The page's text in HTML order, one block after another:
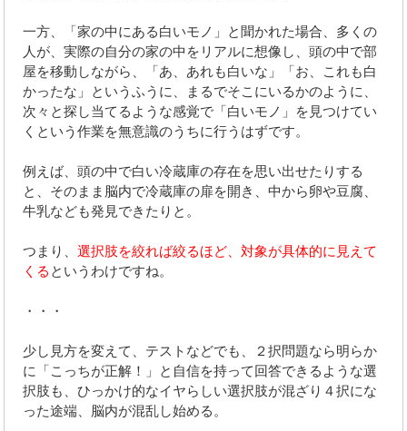
一方、「家の中にある白いモノ」と聞かれた場合、多くの
人が、実際の自分の家の中をリアルに想像し、頭の中で部
屋を移動しながら、「あ、あれも白いな」「お、これも白
かったな」というふうに、まるでそこにいるかのように、
次々と探し当てるような感覚で「白いモノ」を見つけてい
くという作業を無意識のうちに行うはずです。
例えば、頭の中で白い冷蔵庫の存在を思い出せたりする
と、そのまま脳内で冷蔵庫の扉を開き、中から卵や豆腐、
牛乳なども発見できたりと。
つまり、選択肢を絞れば絞るほど、対象が具体的に見えて
くる というわけですね。
・・・
少し見方を変えて、テストなどでも、２択問題なら明らか
に「こっちが正解！」と自信を持って回答できるような選
択肢も、ひっかけ的なイヤらしい選択肢が混ざり４択にな
った途端、脳内が混乱し始める。